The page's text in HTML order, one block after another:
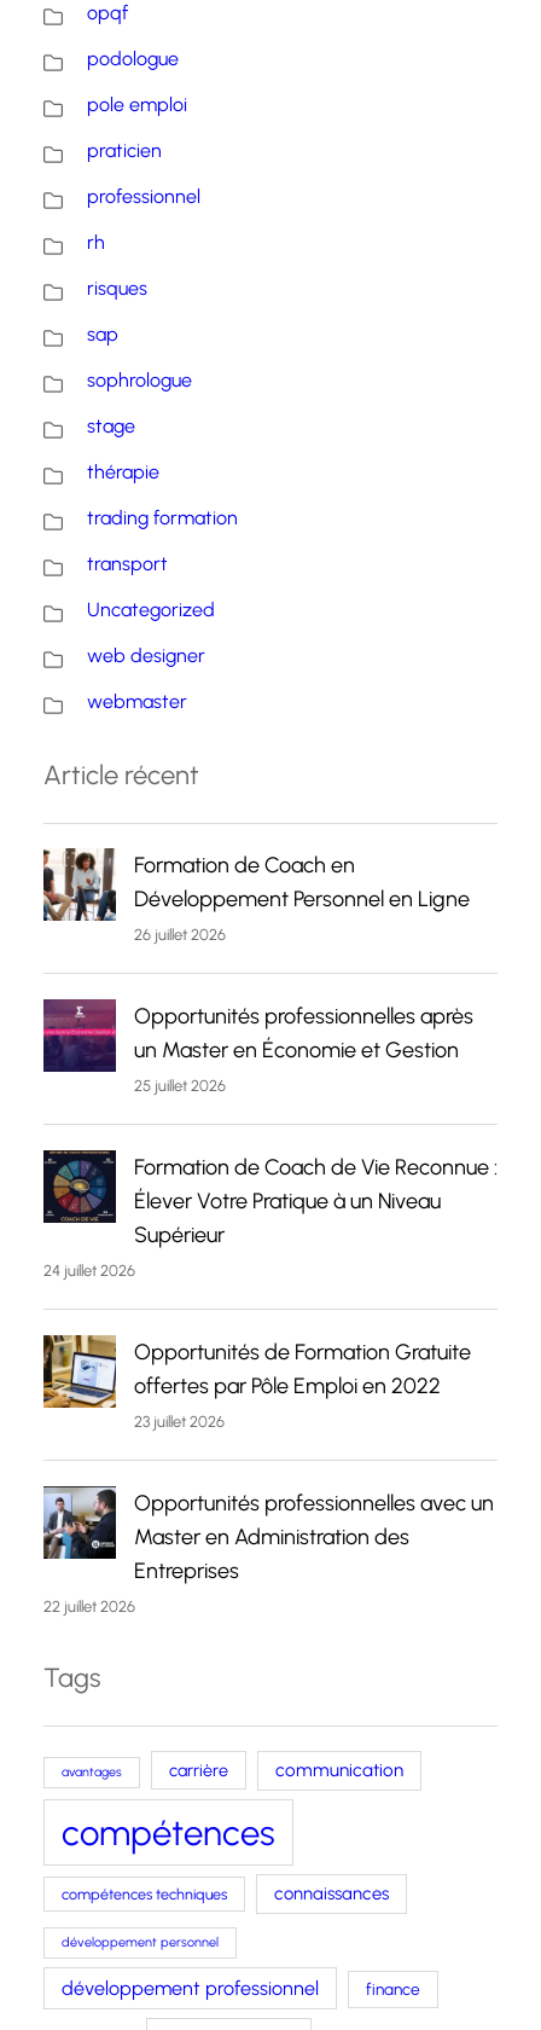
opqf
podologue
pole emploi
praticien
professionnel
rh
risques
sap
sophrologue
stage
thérapie
trading formation
transport
Uncategorized
web designer
webmaster
Article récent
Formation de Coach en
Développement Personnel en Ligne
26 juillet 2026
Opportunités professionnelles après
un Master en Économie et Gestion
25 juillet 2026
Formation de Coach de Vie Reconnue :
Élever Votre Pratique à un Niveau
Supérieur
24 juillet 2026
Opportunités de Formation Gratuite
offertes par Pôle Emploi en 2022
23 juillet 2026
Opportunités professionnelles avec un
Master en Administration des
Entreprises
22 juillet 2026
Tags
avantages carrière communication
compétences
compétences techniques connaissances
développement personnel
développement professionnel finance